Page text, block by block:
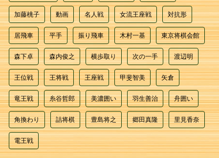
加藤桃子 動画 名人戦 女流王座戦 対抗形
居飛車 平手 振り飛車 木村一基 東京将棋会館
森下卓 森内俊之 横歩取り 次の一手 渡辺明
王位戦 王将戦 王座戦 甲斐智美 矢倉
竜王戦 糸谷哲郎 美濃囲い 羽生善治 舟囲い
角換わり 詰将棋 豊島将之 郷田真隆 里見香奈
電王戦